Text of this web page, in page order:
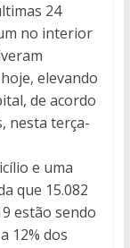
24
no interior
elevando
de acordo
nesta terça-
e uma
que 15.082
estão sendo
12% dos